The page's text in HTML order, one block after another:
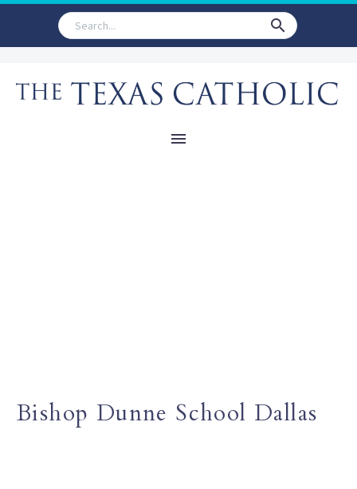
Bishop Dunne School Dallas